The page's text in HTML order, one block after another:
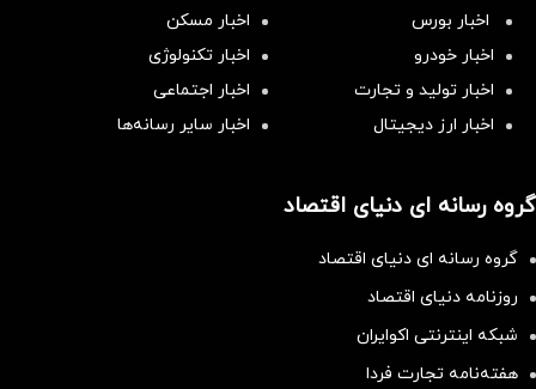
اخبار بورس
اخبار مسکن
اخبار خودرو
اخبار تکنولوژی
اخبار تولید و تجارت
اخبار اجتماعی
اخبار ارز دیجیتال
اخبار سایر رسانه‌‌ها
گروه رسانه ای دنیای اقتصاد
گروه رسانه ای دنیای اقتصاد
روزنامه دنیای اقتصاد
شبکه اینترنتی اکوایران
هفته‌نامه تجارت فردا